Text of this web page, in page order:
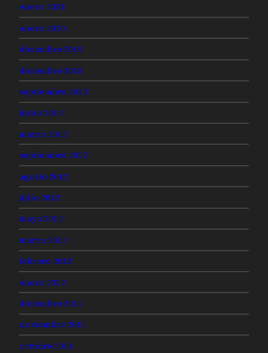
enero 2021
enero 2020
diciembre 2019
diciembre 2018
septiembre 2013
junio 2013
marzo 2013
septiembre 2012
agosto 2012
julio 2012
mayo 2012
marzo 2012
febrero 2012
enero 2012
diciembre 2011
noviembre 2011
octubre 2011